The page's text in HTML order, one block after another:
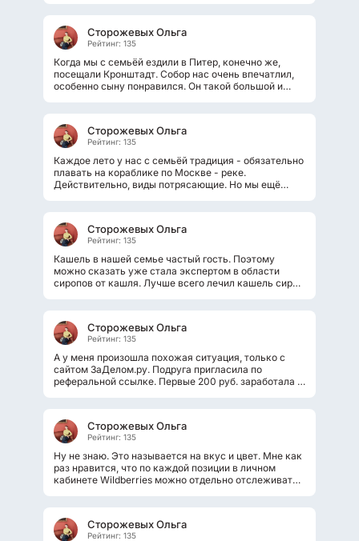
Сторожевых Ольга
Рейтинг: 135
Когда мы с семьёй ездили в Питер, конечно же,
посещали Кронштадт. Собор нас очень впечатлил,
особенно сыну понравился. Он такой большой и
Сторожевых Ольга
Рейтинг: 135
Каждое лето у нас с семьёй традиция - обязательно
плавать на кораблике по Москве - реке.
Действительно, виды потрясающие. Но мы ещё
Сторожевых Ольга
Рейтинг: 135
Кашель в нашей семье частый гость. Поэтому
можно сказать уже стала экспертом в области
сиропов от кашля. Лучше всего лечил кашель сироп
Сторожевых Ольга
Рейтинг: 135
А у меня произошла похожая ситуация, только с
сайтом ЗаДелом.ру. Подруга пригласила по
реферальной ссылке. Первые 200 руб. заработала и
Сторожевых Ольга
Рейтинг: 135
Ну не знаю. Это называется на вкус и цвет. Мне как
раз нравится, что по каждой позиции в личном
кабинете Wildberries можно отдельно отслеживать.
Сторожевых Ольга
Рейтинг: 135